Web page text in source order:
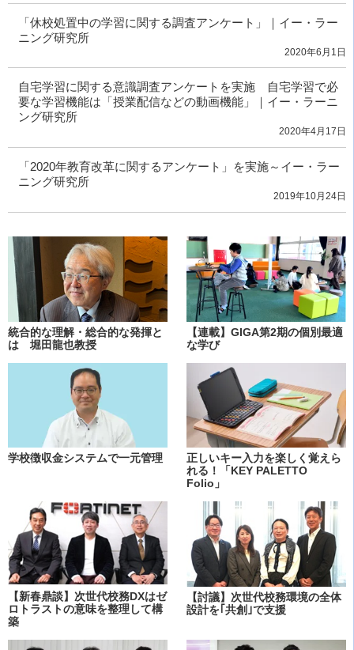
「休校処置中の学習に関する調査アンケート」｜イー・ラー
ニング研究所
2020年6月1日
自宅学習に関する意識調査アンケートを実施 自宅学習で必
要な学習機能は「授業配信などの動画機能」｜イー・ラーニ
ング研究所
2020年4月17日
「2020年教育改革に関するアンケート」を実施～イー・ラー
ニング研究所
2019年10月24日
統合的な理解・総合的な発揮と
は 堀田龍也教授
【連載】GIGA第2期の個別最適
な学び
学校徴収金システムで一元管理
正しいキー入力を楽しく覚えら
れる！「KEY PALETTO
Folio」
【新春鼎談】次世代校務DXはゼ
ロトラストの意味を整理して構
築
【討議】次世代校務環境の全体
設計を｢共創｣で支援